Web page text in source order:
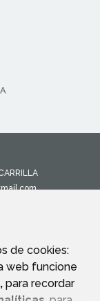
de cookies:
web funcione
para recordar